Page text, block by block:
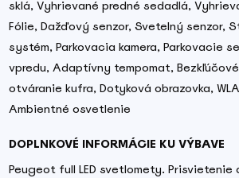
sklá, Vyhrievané predné sedadlá,
Fólie, Dažďový senzor, Svetelný senzor,
systém, Parkovacia kamera, Parkovacie
vpredu, Adaptívny tempomat,
otváranie kufra, Dotyková obrazovka,
Ambientné osvetlenie
DOPLNKOVÉ INFORMÁCIE KU VÝBAVE
Peugeot full LED svetlomety. Prisvietenie